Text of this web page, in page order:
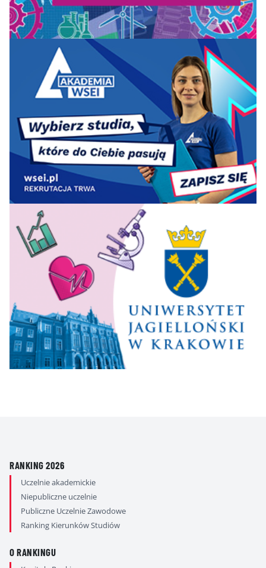
RANKING 2026
Uczelnie akademickie
Niepubliczne uczelnie
Publiczne Uczelnie Zawodowe
Ranking Kierunków Studiów
O RANKINGU